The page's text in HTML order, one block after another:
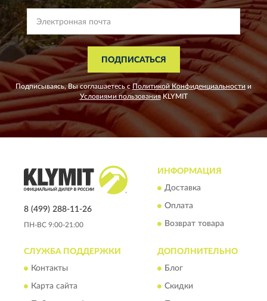
ПОДПИСАТЬСЯ
Подписываясь, Вы соглашаетесь с Политикой Конфиденциальности и
Условиями пользованияKLYMIT
8 (499) 288-11-26
ПН-ВС 9:00-21:00
ИНФОРМАЦИЯ
Доставка
Оплата
Возврат товара
СЛУЖБА ПОДДЕРЖКИ
Контакты
Карта сайта
ДОПОЛНИТЕЛЬНО
Блог
Скидки